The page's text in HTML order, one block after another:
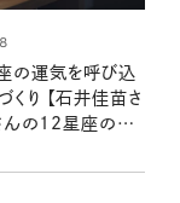
の運気を呼び込
くり 【石井佳苗さ
んの12星座のシ